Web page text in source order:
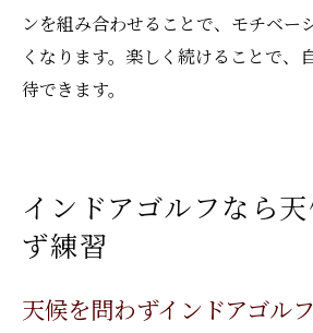
インドアゴルフ練習場選びで
インドアゴルフ茨城の練
ト
インドアゴルフ茨城で重
インドアゴルフ選びでチェ
茨城のインドアゴルフ練
ンを組み合わせることで、モチベー
くなります。楽しく続けることで、
待できます。
インドアゴルフなら
ず練習
天候を問わずインドアゴル